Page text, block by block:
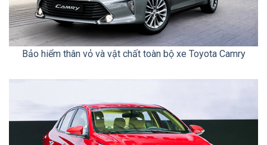
Bảo hiểm thân vỏ và vật chất toàn bộ xe Toyota Camry